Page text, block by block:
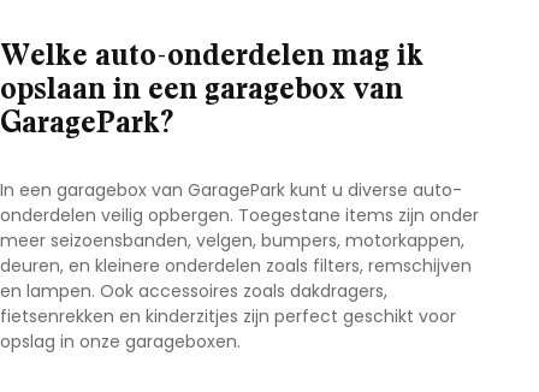
Welke auto-onderdelen mag ik
opslaan in een garagebox van
GaragePark?
In een garagebox van GaragePark kunt u diverse auto-
onderdelen veilig opbergen. Toegestane items zijn onder
meer seizoensbanden, velgen, bumpers, motorkappen,
deuren, en kleinere onderdelen zoals filters, remschijven
en lampen. Ook accessoires zoals dakdragers,
fietsenrekken en kinderzitjes zijn perfect geschikt voor
opslag in onze garageboxen.